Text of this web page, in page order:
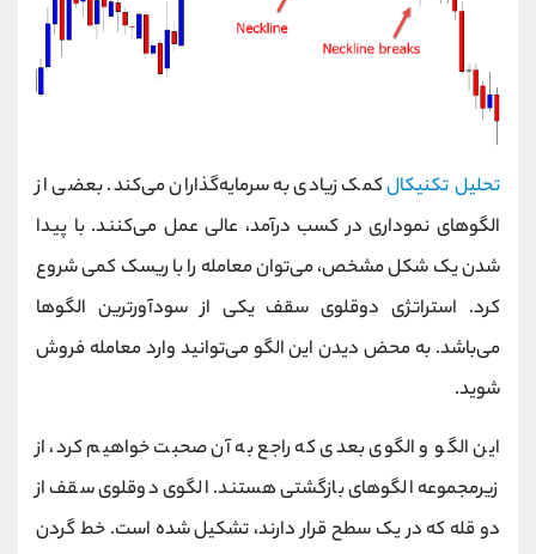
تحلیل تکنیکالکمک زیادی به سرمایه‌گذاران می‌کند. بعضی از
الگوهای نموداری در کسب درآمد، عالی عمل می‌کنند. با پیدا
شدن یک شکل مشخص، می‌توان معامله را با ریسک کمی شروع
کرد. استراتژی دوقلوی سقف یکی از سودآورترین الگوها
می‌باشد. به محض دیدن این الگو می‌توانید وارد معامله فروش
شوید.
این الگو و الگوی بعدی که راجع به آن صحبت خواهیم کرد، از
زیرمجموعه‌ الگوهای بازگشتی هستند. الگوی دوقلوی سقف از
دو قله که در یک سطح قرار دارند، تشکیل شده است. خط گردن